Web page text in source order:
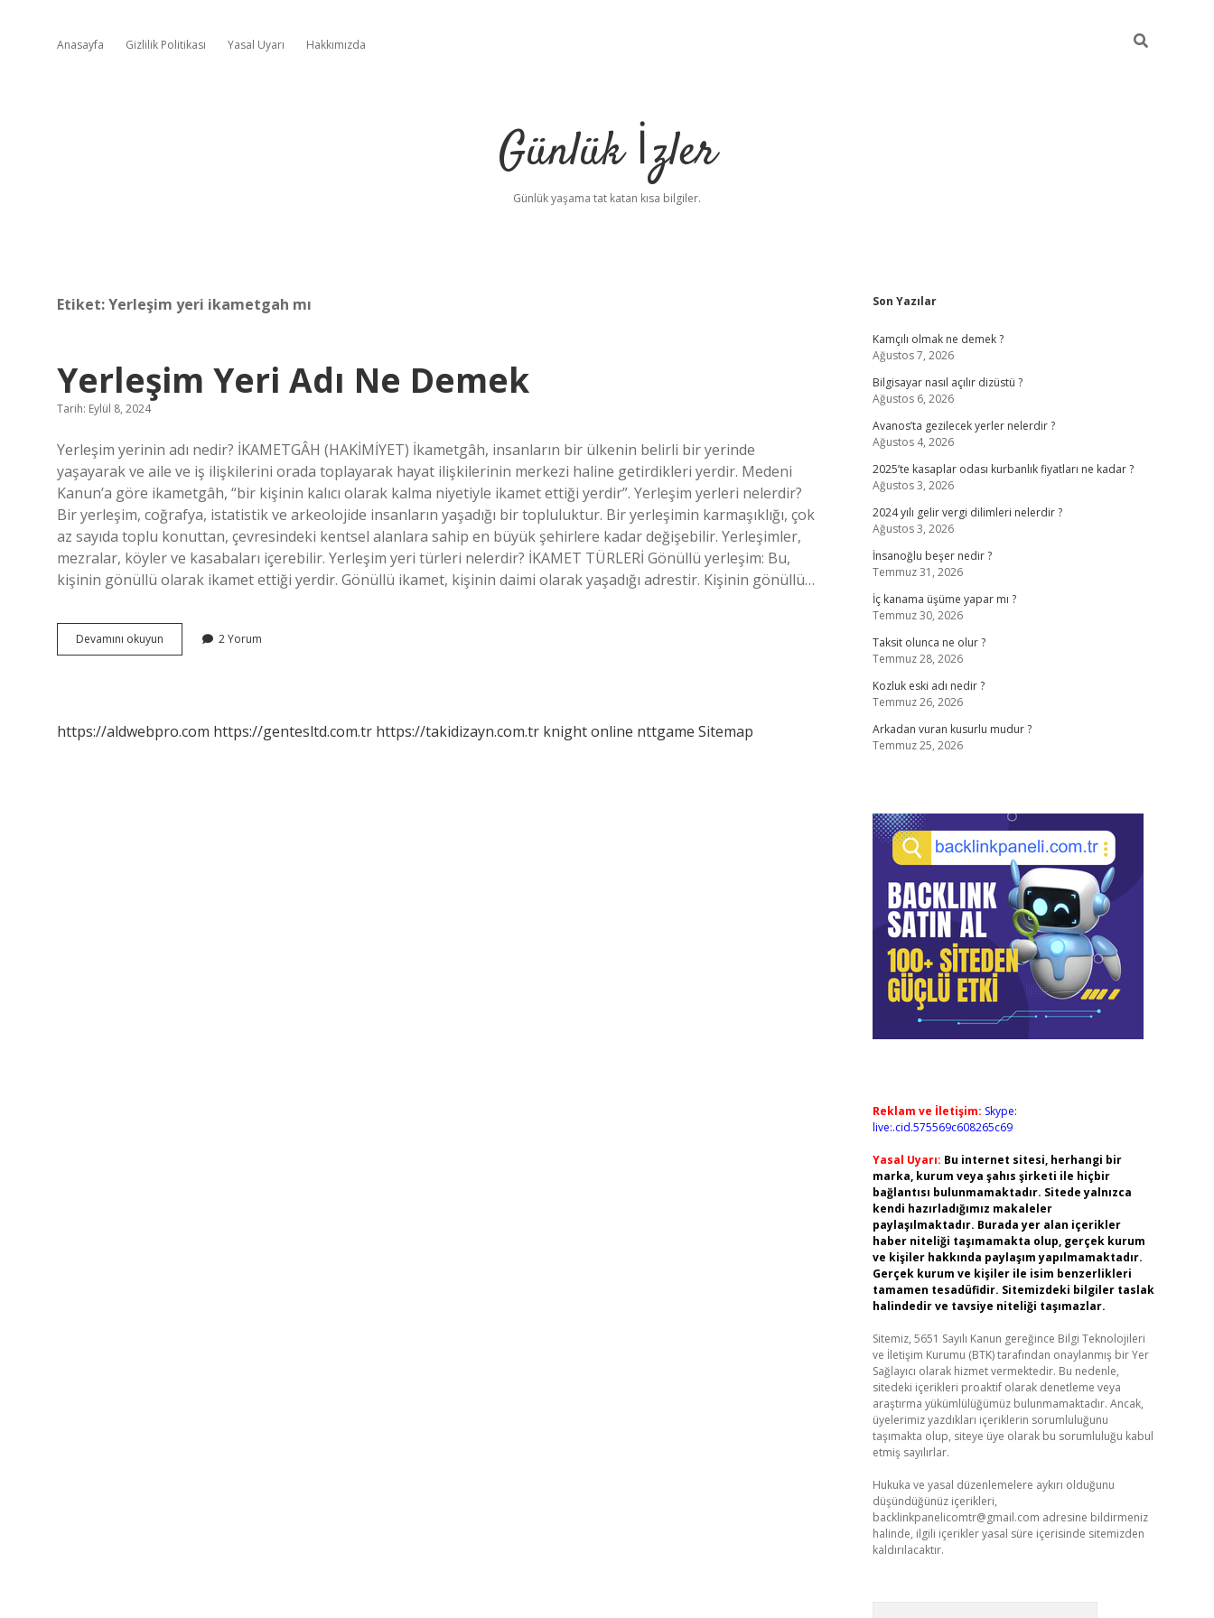
Anasayfa Gizlilik Politikası Yasal Uyarı Hakkımızda
Günlük İzler
Günlük yaşama tat katan kısa bilgiler.
Etiket:Yerleşim yeri ikametgah mı
Yerleşim Yeri Adı Ne Demek
Tarih: Eylül 8, 2024
Yerleşim yerinin adı nedir? İKAMETGÂH (HAKİMİYET) İkametgâh, insanların bir ülkenin belirli bir yerinde
yaşayarak ve aile ve iş ilişkilerini orada toplayarak hayat ilişkilerinin merkezi haline getirdikleri yerdir. Medeni
Kanun’a göre ikametgâh, “bir kişinin kalıcı olarak kalma niyetiyle ikamet ettiği yerdir”. Yerleşim yerleri nelerdir?
Bir yerleşim, coğrafya, istatistik ve arkeolojide insanların yaşadığı bir topluluktur. Bir yerleşimin karmaşıklığı, çok
az sayıda toplu konuttan, çevresindeki kentsel alanlara sahip en büyük şehirlere kadar değişebilir. Yerleşimler,
mezralar, köyler ve kasabaları içerebilir. Yerleşim yeri türleri nelerdir? İKAMET TÜRLERİ Gönüllü yerleşim: Bu,
kişinin gönüllü olarak ikamet ettiği yerdir. Gönüllü ikamet, kişinin daimi olarak yaşadığı adrestir. Kişinin gönüllü…
Devamını okuyun Yerleşim
Yeri
2 Yorum
https://aldwebpro.com https://gentesltd.com.tr https://takidizayn.com.tr knight online nttgame Sitemap
Sidebar
Son Yazılar
Kamçılı olmak ne demek ?
Ağustos 7, 2026
Bilgisayar nasıl açılır dizüstü ?
Ağustos 6, 2026
Avanos’ta gezilecek yerler nelerdir ?
Ağustos 4, 2026
2025’te kasaplar odası kurbanlık fiyatları ne kadar ?
Ağustos 3, 2026
2024 yılı gelir vergi dilimleri nelerdir ?
Ağustos 3, 2026
İnsanoğlu beşer nedir ?
Temmuz 31, 2026
İç kanama üşüme yapar mı ?
Temmuz 30, 2026
Taksit olunca ne olur ?
Temmuz 28, 2026
Kozluk eski adı nedir ?
Temmuz 26, 2026
Arkadan vuran kusurlu mudur ?
Temmuz 25, 2026
Reklam ve İletişim: Skype:
live:.cid.575569c608265c69
Yasal Uyarı: Bu internet sitesi, herhangi bir
marka, kurum veya şahıs şirketi ile hiçbir
bağlantısı bulunmamaktadır. Sitede yalnızca
kendi hazırladığımız makaleler
paylaşılmaktadır. Burada yer alan içerikler
haber niteliği taşımamakta olup, gerçek kurum
ve kişiler hakkında paylaşım yapılmamaktadır.
Gerçek kurum ve kişiler ile isim benzerlikleri
tamamen tesadüfidir. Sitemizdeki bilgiler taslak
halindedir ve tavsiye niteliği taşımazlar.
Sitemiz, 5651 Sayılı Kanun gereğince Bilgi Teknolojileri
ve İletişim Kurumu (BTK) tarafından onaylanmış bir Yer
Sağlayıcı olarak hizmet vermektedir. Bu nedenle,
sitedeki içerikleri proaktif olarak denetleme veya
araştırma yükümlülüğümüz bulunmamaktadır. Ancak,
üyelerimiz yazdıkları içeriklerin sorumluluğunu
taşımakta olup, siteye üye olarak bu sorumluluğu kabul
etmiş sayılırlar.
Hukuka ve yasal düzenlemelere aykırı olduğunu
düşündüğünüz içerikleri,
backlinkpanelicomtr@gmail.com adresine bildirmeniz
halinde, ilgili içerikler yasal süre içerisinde sitemizden
kaldırılacaktır.